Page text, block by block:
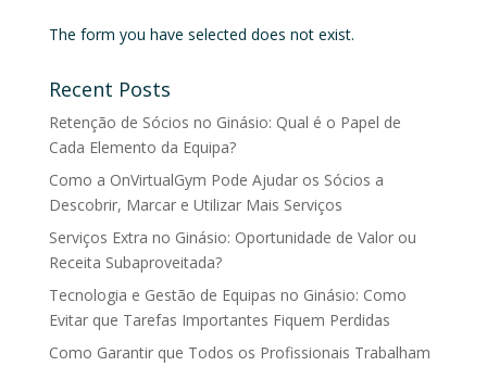
The form you have selected does not exist.
Recent Posts
Retenção de Sócios no Ginásio: Qual é o Papel de
Cada Elemento da Equipa?
Como a OnVirtualGym Pode Ajudar os Sócios a
Descobrir, Marcar e Utilizar Mais Serviços
Serviços Extra no Ginásio: Oportunidade de Valor ou
Receita Subaproveitada?
Tecnologia e Gestão de Equipas no Ginásio: Como
Evitar que Tarefas Importantes Fiquem Perdidas
Como Garantir que Todos os Profissionais Trabalham